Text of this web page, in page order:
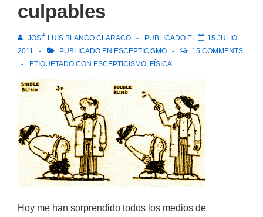
culpables
JOSÉ LUIS BLANCO CLARACO PUBLICADO EL
15 JULIO
2011
PUBLICADO EN ESCEPTICISMO
15 COMMENTS
ETIQUETADO CON ESCEPTICISMO, FÍSICA
Hoy me han sorprendido todos los medios de